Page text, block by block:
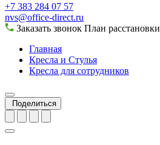
+7 383 284 07 57
nvs@office-direct.ru
Заказать звонок План расстановки
Главная
Кресла и Стулья
Кресла для сотрудников
Поделиться